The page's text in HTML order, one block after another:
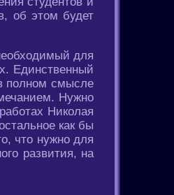
об этом будет
для
Единственный
полном смысле
Нужно
Николая
как бы
что нужно для
развития, на